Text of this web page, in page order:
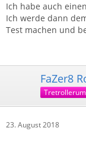
Ich habe auch
Ich werde dann
Test machen und
FaZer8
23. August 2018